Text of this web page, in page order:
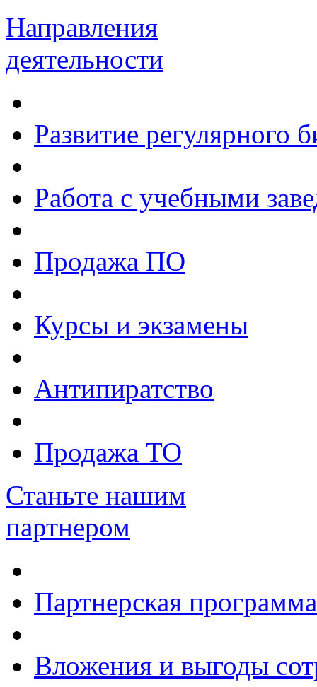
Направления
деятельности
Развитие регулярного
Работа с учебными
Продажа ПО
Курсы и экзамены
Антипиратство
Продажа ТО
Станьте нашим
партнером
Партнерская программа
Вложения и выгоды